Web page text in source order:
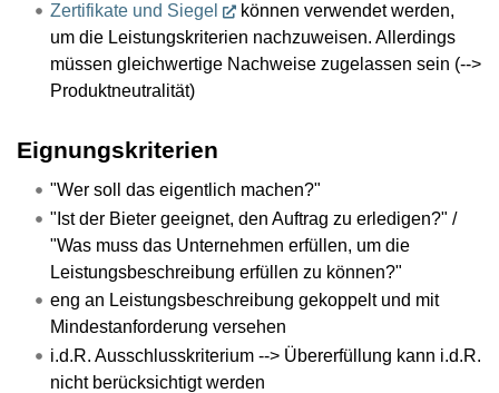
Zertifikate und Siegel
können verwendet werden,
um die Leistungskriterien nachzuweisen. Allerdings
müssen gleichwertige Nachweise zugelassen sein (-->
Produktneutralität)
Eignungskriterien
"Wer soll das eigentlich machen?"
"Ist der Bieter geeignet, den Auftrag zu erledigen?" /
"Was muss das Unternehmen erfüllen, um die
Leistungsbeschreibung erfüllen zu können?"
eng an Leistungsbeschreibung gekoppelt und mit
Mindestanforderung versehen
i.d.R. Ausschlusskriterium --> Übererfüllung kann i.d.R.
nicht berücksichtigt werden